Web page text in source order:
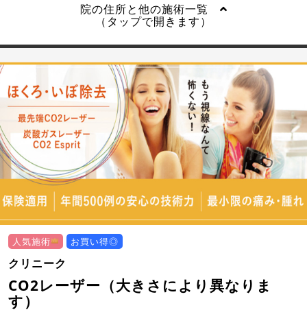
院の住所と他の施術一覧
（タップで開きます）
人気施術 お買い得◎
クリニーク
CO2レーザー（大きさにより異なりま
す）